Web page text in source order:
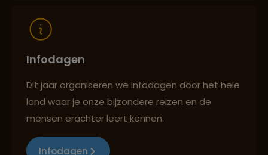
Infodagen
Dit jaar organiseren we infodagen door het hele
land waar je onze bijzondere reizen en de
mensen erachter leert kennen.
Infodagen